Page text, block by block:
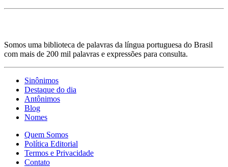
Somos uma biblioteca de palavras da língua portuguesa do Brasil
com mais de 200 mil palavras e expressões para consulta.
Sinônimos
Destaque do dia
Antônimos
Blog
Nomes
Quem Somos
Política Editorial
Termos e Privacidade
Contato